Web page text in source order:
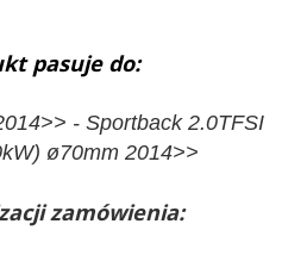
pasuje do:
- Sportback 2.0TFSI
ø70mm 2014>>
zamówienia: